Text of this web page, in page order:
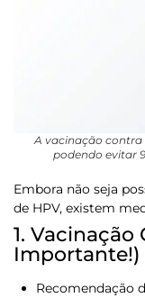
A vacinação contra
podendo evitar
Embora não seja
de HPV, existem
1. Vacinação
Importante!)
Recomendação